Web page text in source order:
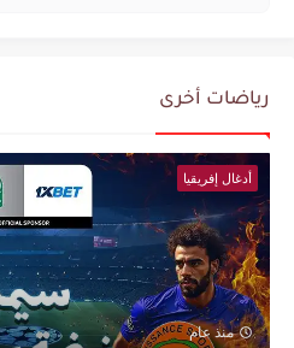
رياضات أخرى
أدغال إفريقيا
منذ عام